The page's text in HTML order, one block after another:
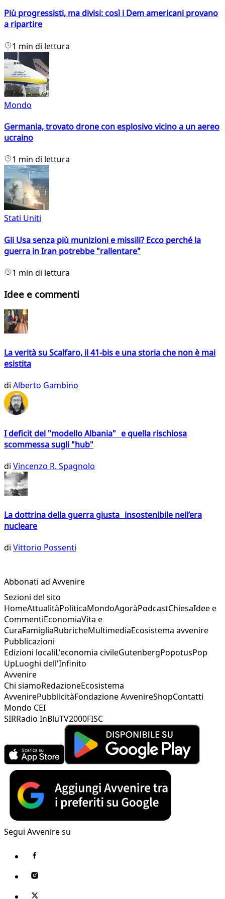
Più progressisti, ma divisi: così i Dem americani provano
a ripartire
1 min di lettura
Mondo
Germania, trovato drone con esplosivo vicino a un aereo
ucraino
1 min di lettura
Stati Uniti
Gli Usa senza più munizioni e missili? Ecco perché la
guerra in Iran potrebbe "rallentare"
1 min di lettura
Idee e commenti
La verità su Scalfaro, il 41-bis e una storia che non è mai
esistita
di Alberto Gambino
I deficit del "modello Albania" e quella rischiosa
scommessa sugli "hub"
di Vincenzo R. Spagnolo
La dottrina della guerra giusta insostenibile nell’era
nucleare
di Vittorio Possenti
Abbonati ad Avvenire
Sezioni del sito
HomeAttualitàPoliticaMondoAgoràPodcastChiesaIdee e
CommentiEconomiaVita e
CuraFamigliaRubricheMultimediaEcosistema avvenire
Pubblicazioni
Edizioni localiL'economia civileGutenbergPopotusPop
UpLuoghi dell'Infinito
Avvenire
Chi siamoRedazioneEcosistema
AvvenirePubblicitàFondazione AvvenireShopContatti
Mondo CEI
SIRRadio InBluTV2000FISC
Segui Avvenire su